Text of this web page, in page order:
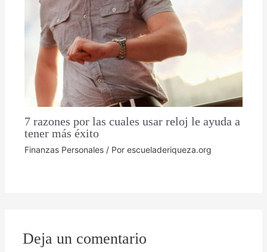
7 razones por las cuales usar reloj le ayuda a
tener más éxito
Finanzas Personales / Porescueladeriqueza.org
Deja un comentario